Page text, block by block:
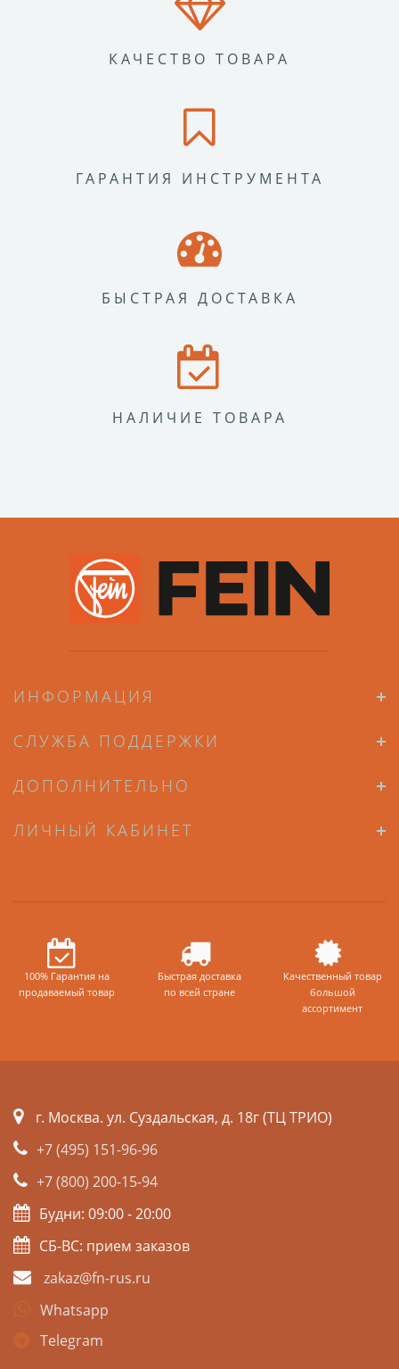
КАЧЕСТВО ТОВАРА
ГАРАНТИЯ ИНСТРУМЕНТА
БЫСТРАЯ ДОСТАВКА
НАЛИЧИЕ ТОВАРА
ИНФОРМАЦИЯ
СЛУЖБА ПОДДЕРЖКИ
ДОПОЛНИТЕЛЬНО
ЛИЧНЫЙ КАБИНЕТ
100% Гарантия на
продаваемый товар
Быстрая доставка
по всей стране
Качественный товар
большой
ассортимент
г. Москва. ул. Суздальская, д. 18г (ТЦ ТРИО)
+7 (495) 151-96-96
+7 (800) 200-15-94
Будни: 09:00 - 20:00
СБ-ВС: прием заказов
zakaz@fn-rus.ru
Whatsapp
Telegram